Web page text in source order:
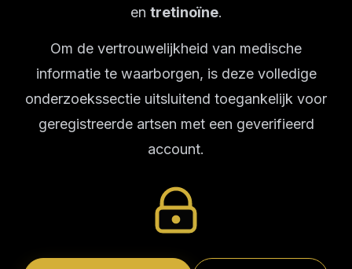
en tretinoïne.
Om de vertrouwelijkheid van medische
informatie te waarborgen, is deze volledige
onderzoekssectie uitsluitend toegankelijk voor
geregistreerde artsen met een geverifieerd
account.